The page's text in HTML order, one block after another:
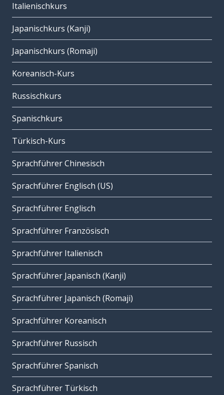
Italienischkurs
Japanischkurs (Kanji)
Japanischkurs (Romaji)
Koreanisch-Kurs
Russischkurs
Spanischkurs
Türkisch-Kurs
Sprachführer Chinesisch
Sprachführer Englisch (US)
Sprachführer Englisch
Sprachführer Französisch
Sprachführer Italienisch
Sprachführer Japanisch (Kanji)
Sprachführer Japanisch (Romaji)
Sprachführer Koreanisch
Sprachführer Russisch
Sprachführer Spanisch
Sprachführer Türkisch